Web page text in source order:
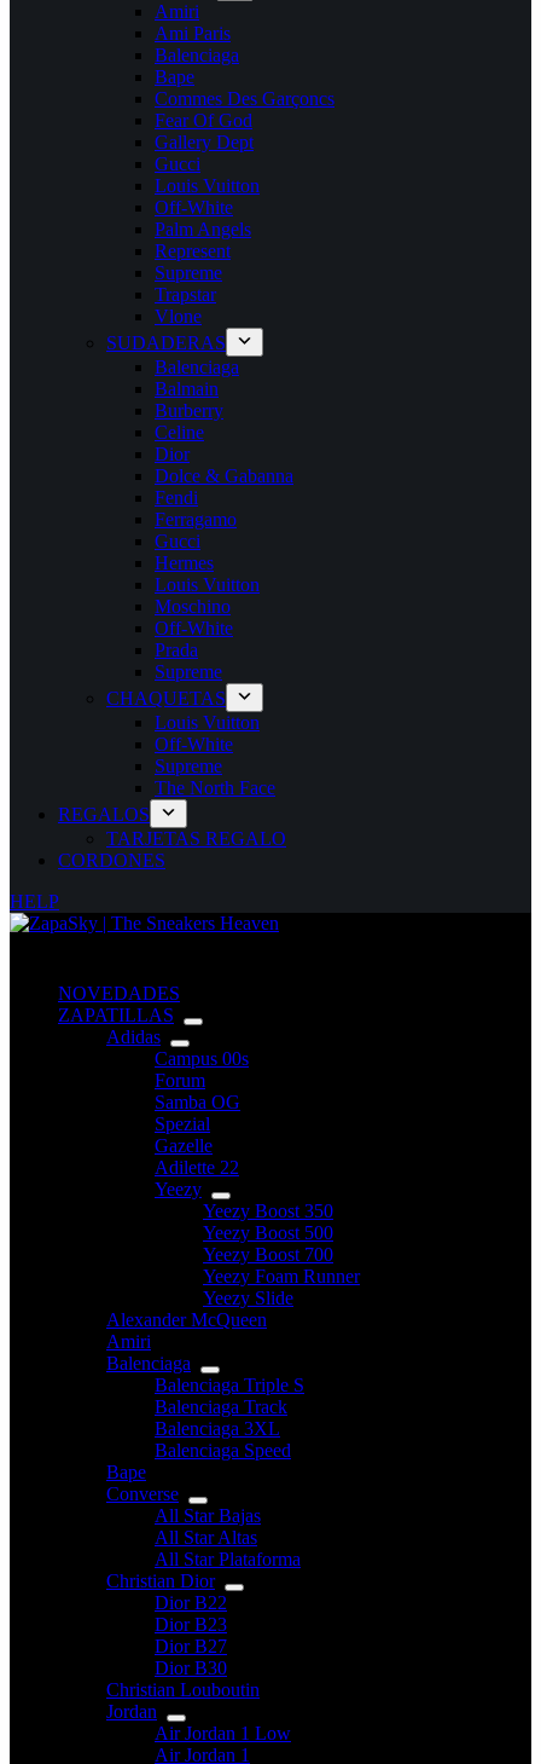
Amiri
Ami Paris
Balenciaga
Bape
Commes Des Garçoncs
Fear Of God
Gallery Dept
Gucci
Louis Vuitton
Off-White
Palm Angels
Represent
Supreme
Trapstar
Vlone
SUDADERAS
Balenciaga
Balmain
Burberry
Celine
Dior
Dolce & Gabanna
Fendi
Ferragamo
Gucci
Hermes
Louis Vuitton
Moschino
Off-White
Prada
Supreme
CHAQUETAS
Louis Vuitton
Off-White
Supreme
The North Face
REGALOS
TARJETAS REGALO
CORDONES
HELP
NOVEDADES
ZAPATILLAS
Adidas
Campus 00s
Forum
Samba OG
Spezial
Gazelle
Adilette 22
Yeezy
Yeezy Boost 350
Yeezy Boost 500
Yeezy Boost 700
Yeezy Foam Runner
Yeezy Slide
Alexander McQueen
Amiri
Balenciaga
Balenciaga Triple S
Balenciaga Track
Balenciaga 3XL
Balenciaga Speed
Bape
Converse
All Star Bajas
All Star Altas
All Star Plataforma
Christian Dior
Dior B22
Dior B23
Dior B27
Dior B30
Christian Louboutin
Jordan
Air Jordan 1 Low
Air Jordan 1